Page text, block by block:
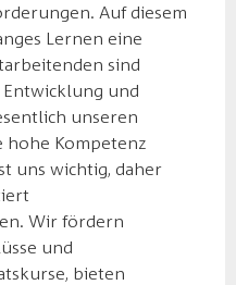
Auf diesem
Lernen eine
sind
und
unseren
hohe Kompetenz
uns wichtig, daher
Wir fördern
und
bieten